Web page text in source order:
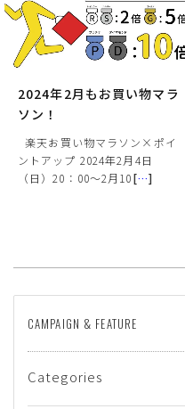
2024年2月もお買い物マラ
ソン！
楽天お買い物マラソン×ポイ
ントアップ 2024年2月4日
（日）20：00～2月10[…]
CAMPAIGN & FEATURE
Categories
絞り込